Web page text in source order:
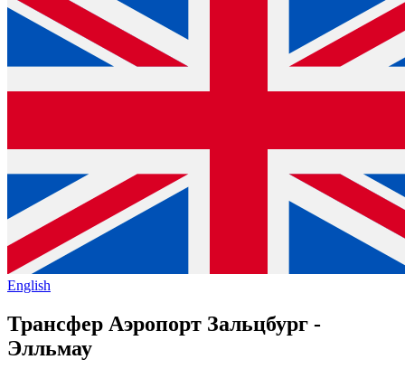
English
Трансфер Аэропорт Зальцбург -
Элльмау